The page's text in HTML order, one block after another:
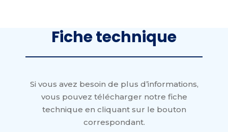
Fiche technique
Si vous avez besoin de plus d’informations,
vous pouvez télécharger notre fiche
technique en cliquant sur le bouton
correspondant.